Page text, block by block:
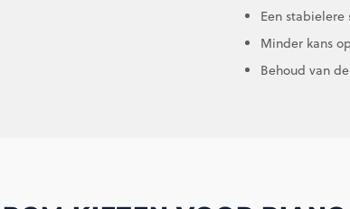
Een
Minder kans
Behoud van